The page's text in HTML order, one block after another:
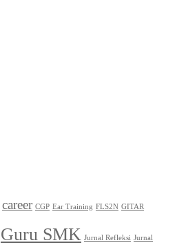
career CGP Ear Training FLS2N GITAR
Guru SMK Jurnal Refleksi Jurnal